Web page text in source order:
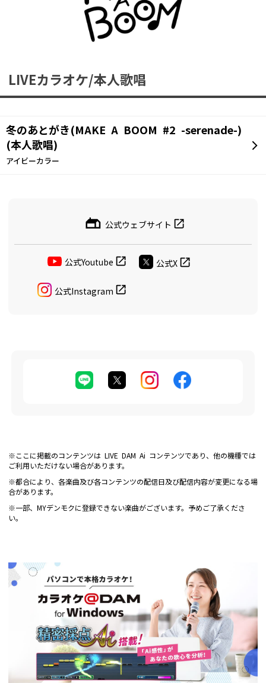
LIVEカラオケ/本人歌唱
冬のあとがき(MAKE A BOOM #2 -serenade-)
(本人歌唱)
アイビーカラー
公式ウェブサイト
公式Youtube 公式X
公式Instagram
※ここに掲載のコンテンツは LIVE DAM Ai コンテンツであり、他の機種では
ご利用いただけない場合があります。
※都合により、各楽曲及び各コンテンツの配信日及び配信内容が変更になる場
合があります。
※一部、MYデンモクに登録できない楽曲がございます。予めご了承くださ
い。